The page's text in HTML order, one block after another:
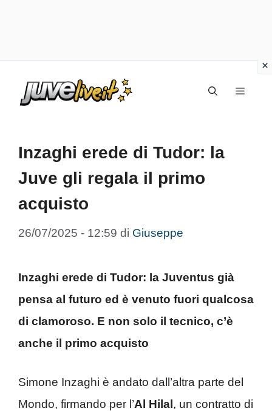
Menu
Inzaghi erede di Tudor: la
Juve gli regala il primo
acquisto
26/07/2025 - 12:59 di Giuseppe
Inzaghi erede di Tudor: la Juventus già
pensa al futuro ed è venuto fuori qualcosa
di clamoroso. E non solo il tecnico, c’è
anche il primo acquisto
Simone Inzaghi è andato dall’altra parte del
Mondo, firmando per l’Al Hilal , un contratto di